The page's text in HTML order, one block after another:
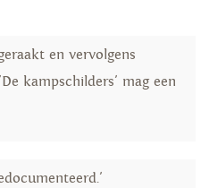
en vervolgens
kampschilders' mag een